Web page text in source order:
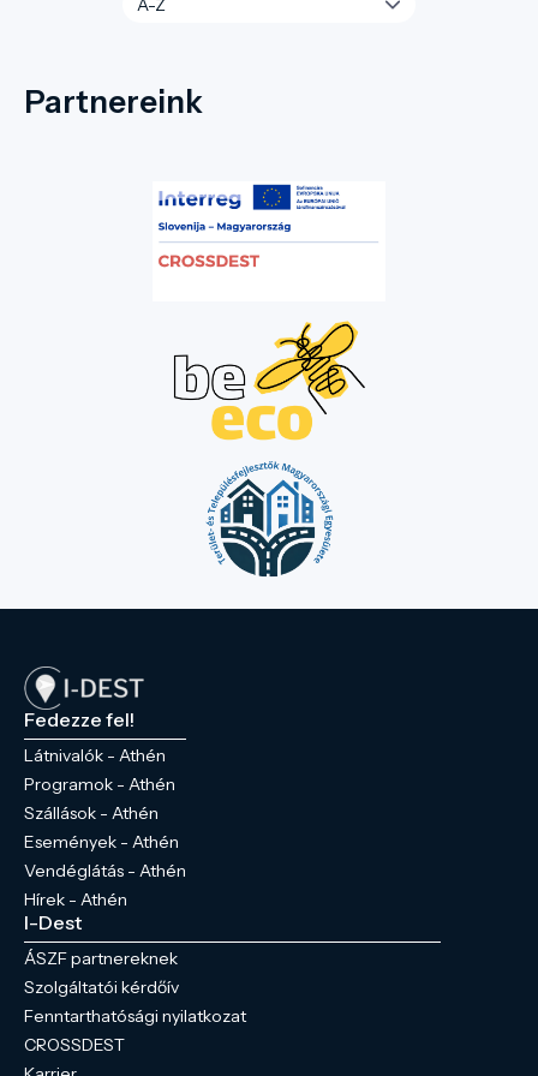
Partnereink
Fedezze fel!
Látnivalók - Athén
Programok - Athén
Szállások - Athén
Események - Athén
Vendéglátás - Athén
Hírek - Athén
I-Dest
ÁSZF partnereknek
Szolgáltatói kérdőív
Fenntarthatósági nyilatkozat
CROSSDEST